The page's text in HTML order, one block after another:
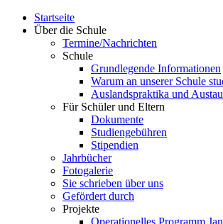
Startseite
Über die Schule
Termine/Nachrichten
Schule
Grundlegende Informationen
Warum an unserer Schule
Auslandspraktika und
Für Schüler und Eltern
Dokumente
Studiengebühren
Stipendien
Jahrbücher
Fotogalerie
Sie schrieben über uns
Gefördert durch
Projekte
Operationelles Programm